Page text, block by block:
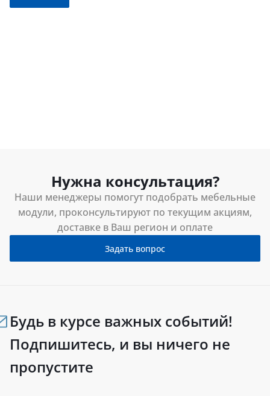
Нужна консультация?
Наши менеджеры помогут подобрать мебельные
модули, проконсультируют по текущим акциям,
доставке в Ваш регион и оплате
Задать вопрос
Будь в курсе важных событий!
Подпишитесь, и вы ничего не
пропустите